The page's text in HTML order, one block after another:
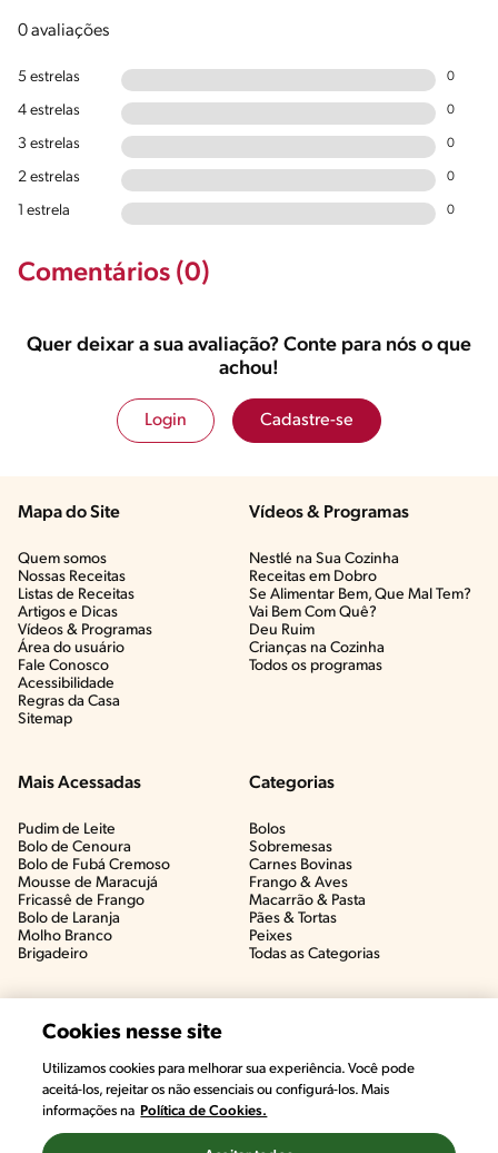
0 avaliações
5 estrelas 0
4 estrelas 0
3 estrelas 0
2 estrelas 0
1 estrela 0
Comentários (0)
Quer deixar a sua avaliação? Conte para nós o que
achou!
Login Cadastre-se
#CHAMANUTRI
CONVERSE COM UMA NUTRICIONISTA E
TIRE AS SUAS DÚVIDAS
Mapa do Site
Quem somos
Nossas Receitas
Listas de Receitas​
Artigos e Dicas​
Vídeos & Programas​
Área do usuário
Fale Conosco
Acessibilidade
Regras da Casa
Sitemap
Vídeos & Programas​
Nestlé na Sua Cozinha
Receitas em Dobro
Se Alimentar Bem, Que Mal Tem?​
Vai Bem Com Quê?​
Deu Ruim​
Crianças na Cozinha​
Todos os programas
Mais Acessadas
Pudim de Leite
Bolo de Cenoura
Bolo de Fubá Cremoso
Mousse de Maracujá
Fricassê de Frango
Bolo de Laranja
Molho Branco
Brigadeiro
Categorias
Bolos
Sobremesas
Carnes Bovinas​
Frango & Aves​
Macarrão & Pasta​
Pães & Tortas​
Peixes
Todas as Categorias
Cookies nesse site
Utilizamos cookies para melhorar sua experiência. Você pode
aceitá-los, rejeitar os não essenciais ou configurá-los. Mais
informações na Política de Cookies.